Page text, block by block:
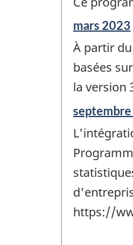
Période
de
référence
de
-
mars 2023
À partir
basées
la version
Période
référence
de
changement
-
https://